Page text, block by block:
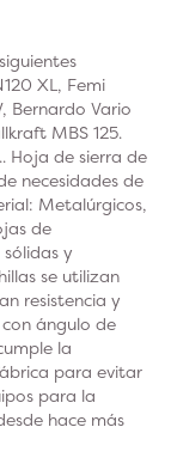
XL, Femi
Bernardo Vario
MBS 125.
Hoja de sierra de
necesidades de
Metalúrgicos,
de
y
se utilizan
resistencia y
ángulo de
la
para evitar
para la
hace más